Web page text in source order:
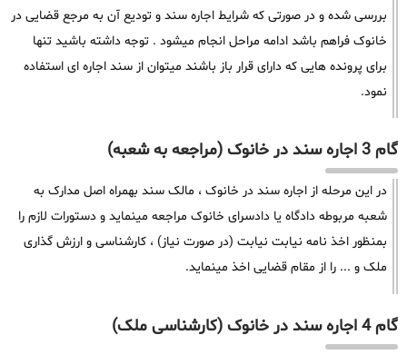
بررسی شده و در صورتی که شرایط اجاره سند و تودیع آن به مرجع قضایی در
خانوک فراهم باشد ادامه مراحل انجام میشود . توجه داشته باشید تنها
برای پرونده هایی که دارای قرار باز باشند میتوان از سند اجاره ای استفاده
نمود.
گام 3 اجاره سند در خانوک (مراجعه به شعبه)
در این مرحله از اجاره سند در خانوک ، مالک سند بهمراه اصل مدارک به
شعبه مربوطه دادگاه یا دادسرای خانوک مراجعه مینماید و دستورات لازم را
بمنظور اخذ نامه نیابت نیابت (در صورت نیاز) ، کارشناسی و ارزش گذاری
ملک و ... را از مقام قضایی اخذ مینماید.
گام 4 اجاره سند در خانوک (کارشناسی ملک)